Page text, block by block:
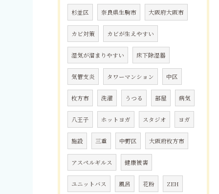
杉並区 奈良県生駒市 大阪府大阪市
カビ対策 カビが生えやすい
湿気が溜まりやすい 床下除湿器
気管支炎 タワーマンション 中区
枚方市 洗濯 うつる 部屋 病気
八王子 ホットヨガ スタジオ ヨガ
施設 三重 中野区 大阪府枚方市
アスペルギルス 健康被害
ユニットバス 風呂 花粉 ZEH